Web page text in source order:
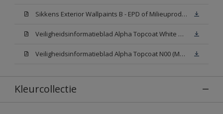
Sikkens Exterior Wallpaints B - EPD of Milieuproductverklaring
Veiligheidsinformatieblad Alpha Topcoat White W05 (MSDS)
Veiligheidsinformatieblad Alpha Topcoat N00 (MSDS)
Kleurcollectie